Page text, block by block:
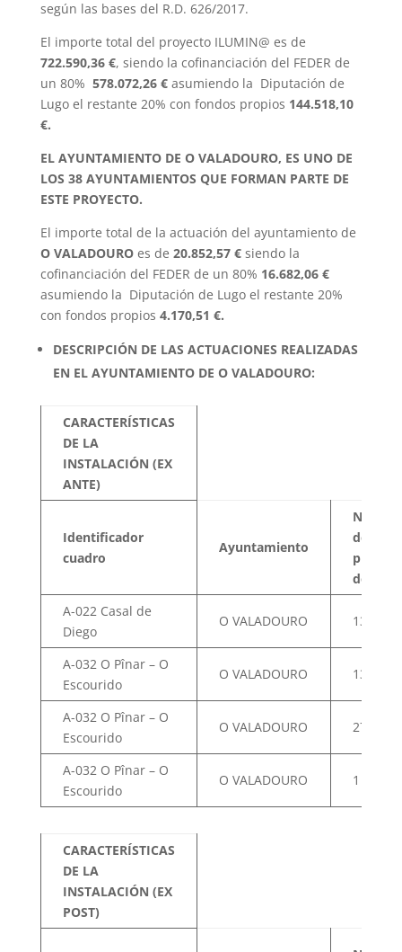
según las bases del R.D. 626/2017.
El importe total del proyecto ILUMIN@ es de
722.590,36 €, siendo la cofinanciación del FEDER de
un 80% 578.072,26 €asumiendo la Diputación de
Lugo el restante 20% con fondos propios 144.518,10
€.
EL AYUNTAMIENTO DE O VALADOURO, ES UNO DE
LOS 38 AYUNTAMIENTOS QUE FORMAN PARTE DE
ESTE PROYECTO.
El importe total de la actuación del ayuntamiento de
O VALADOUROes de 20.852,57 € siendo la
cofinanciación del FEDER de un 80% 16.682,06 €
asumiendo la Diputación de Lugo el restante 20%
con fondos propios 4.170,51 €.
DESCRIPCIÓN DE LAS ACTUACIONES REALIZADAS
EN EL AYUNTAMIENTO DE O VALADOURO:
CARACTERÍSTICAS
DE LA
INSTALACIÓN (EX
ANTE)
Identificador
cuadro
Ayuntamiento
Núm.
de
puntos
de luz
A-022 Casal de
Diego
O VALADOURO 13
A-032 O Pînar – O
Escourido
O VALADOURO 13
A-032 O Pînar – O
Escourido
O VALADOURO 27
A-032 O Pînar – O
Escourido
O VALADOURO 1
CARACTERÍSTICAS
DE LA
INSTALACIÓN (EX
POST)